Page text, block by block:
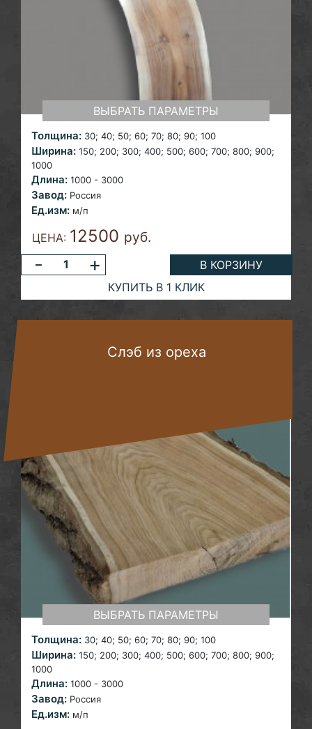
ВЫБРАТЬ ПАРАМЕТРЫ
Толщина: 30; 40; 50; 60; 70; 80; 90; 100
Ширина: 150; 200; 300; 400; 500; 600; 700; 800; 900;
1000
Длина: 1000 - 3000
Завод: Россия
Ед.изм: м/п
ЦЕНА: 12500 руб.
- +
В КОРЗИНУ
КУПИТЬ В 1 КЛИК
Слэб из ореха
ВЫБРАТЬ ПАРАМЕТРЫ
Толщина: 30; 40; 50; 60; 70; 80; 90; 100
Ширина: 150; 200; 300; 400; 500; 600; 700; 800; 900;
1000
Длина: 1000 - 3000
Завод: Россия
Ед.изм: м/п